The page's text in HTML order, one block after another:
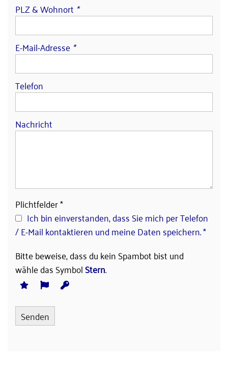
PLZ & Wohnort *
E-Mail-Adresse *
Telefon
Nachricht
Plichtfelder *
Ich bin einverstanden, dass Sie mich per Telefon
/ E-Mail kontaktieren und meine Daten speichern. *
Bitte beweise, dass du kein Spambot bist und
wähle das SymbolStern.